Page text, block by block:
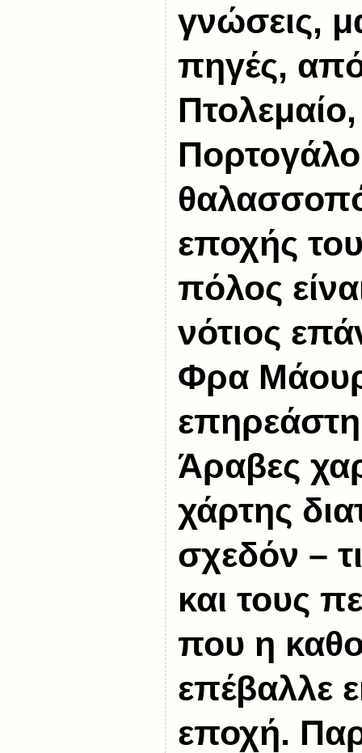
γνώσεις,
πηγές,
εποχής
πόλος
νότιος
Φρα
Άραβες
χάρτης
σχεδόν –
και τους
που η
επέβαλλε
εποχή.